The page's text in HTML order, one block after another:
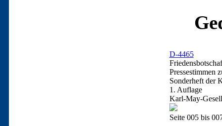
D-4465
Pressestimmen
Sonderheft der
1. Auflage
Karl-May-
Seite 005 bis